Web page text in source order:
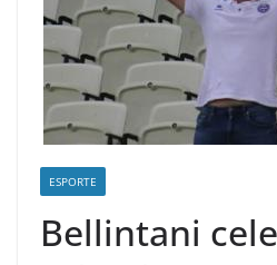
ESPORTE
Bellintani